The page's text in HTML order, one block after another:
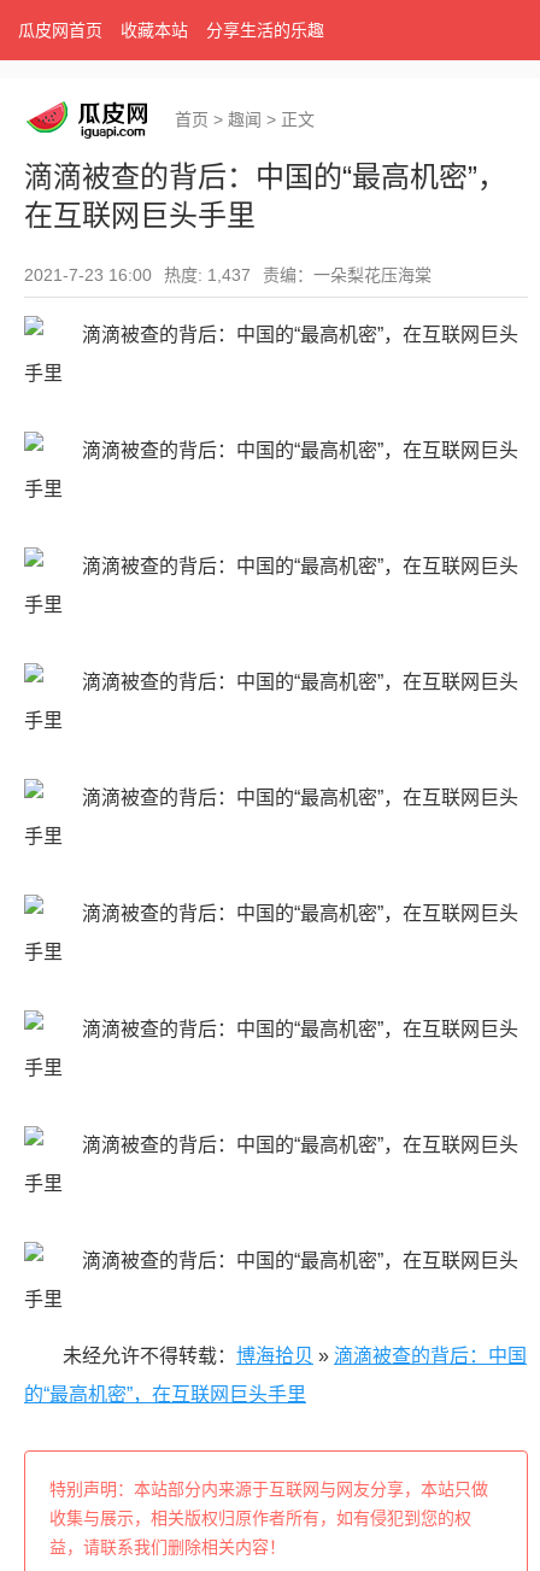
瓜皮网首页 收藏本站 分享生活的乐趣
首页 > 趣闻 > 正文
滴滴被查的背后：中国的“最高机密”，
在互联网巨头手里
2021-7-23 16:00 热度: 1,437 责编：一朵梨花压海棠
未经允许不得转载： 博海拾贝 » 滴滴被查的背后：中国
的“最高机密”，在互联网巨头手里
特别声明：本站部分内来源于互联网与网友分享，本站只做
收集与展示，相关版权归原作者所有，如有侵犯到您的权
益，请联系我们删除相关内容！